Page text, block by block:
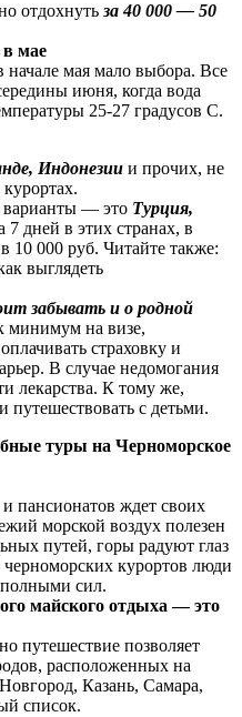
отдохнуть за 40 000 — 50
мае
мая мало выбора. Все
июня, когда вода
25-27 градусов С.
Индонезии и прочих, не
— это Турция,
7 дней в этих странах, в
10 000 руб. Читайте также:
выглядеть
забывать и о родной
минимум на визе,
страховку и
В случае недомогания
лекарства. К тому же,
путешествовать с детьми.
туры на Черноморское
пансионатов ждет своих
морской воздух полезен
путей, горы радуют глаз
курортов люди
сил.
майского отдыха — это
путешествие позволяет
расположенных на
Казань, Самара,
список.